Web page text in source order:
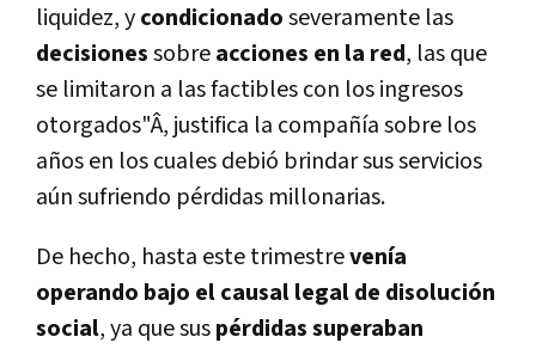
liquidez, ycondicionadoseveramente las
decisionessobreacciones en la red, las que
se limitaron a las factibles con los ingresos
otorgados"Â, justifica la compañí­a sobre los
años en los cuales debió brindar sus servicios
aún sufriendo pérdidas millonarias.
De hecho, hasta este trimestrevení­a
operando bajo el causal legal de disolución
social, ya que suspérdidas superaban